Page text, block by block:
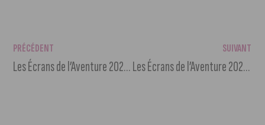
PRÉCÉDENT
Les Écrans de l’Aventure 2021 : le programme du samedi 16 octobre
SUIVANT
Les Écrans de l’Aventure 2021 : le palmarès